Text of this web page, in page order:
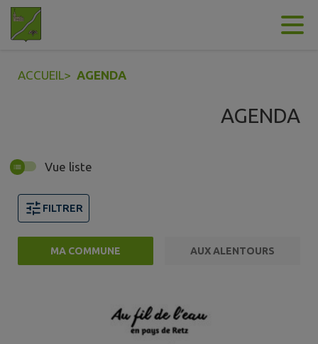
Contenu
ACCUEIL> AGENDA
AGENDA
Vue liste
FILTRER
MA COMMUNE AUX ALENTOURS